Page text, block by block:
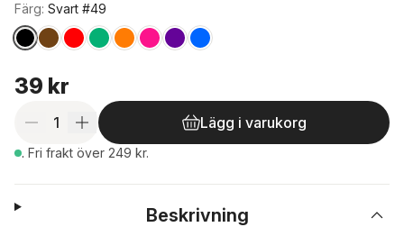
Färg: Svart #49
Hoppa över färglista
39 kr
Lägg i varukorg
. Fri frakt över 249 kr.
Beskrivning